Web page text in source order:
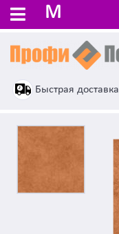
M
Быстрая доставка